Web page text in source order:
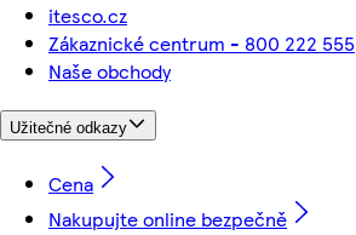
itesco.cz
Zákaznické centrum - 800 222 555
Naše obchody
Užitečné odkazy
Cena
Nakupujte online bezpečně